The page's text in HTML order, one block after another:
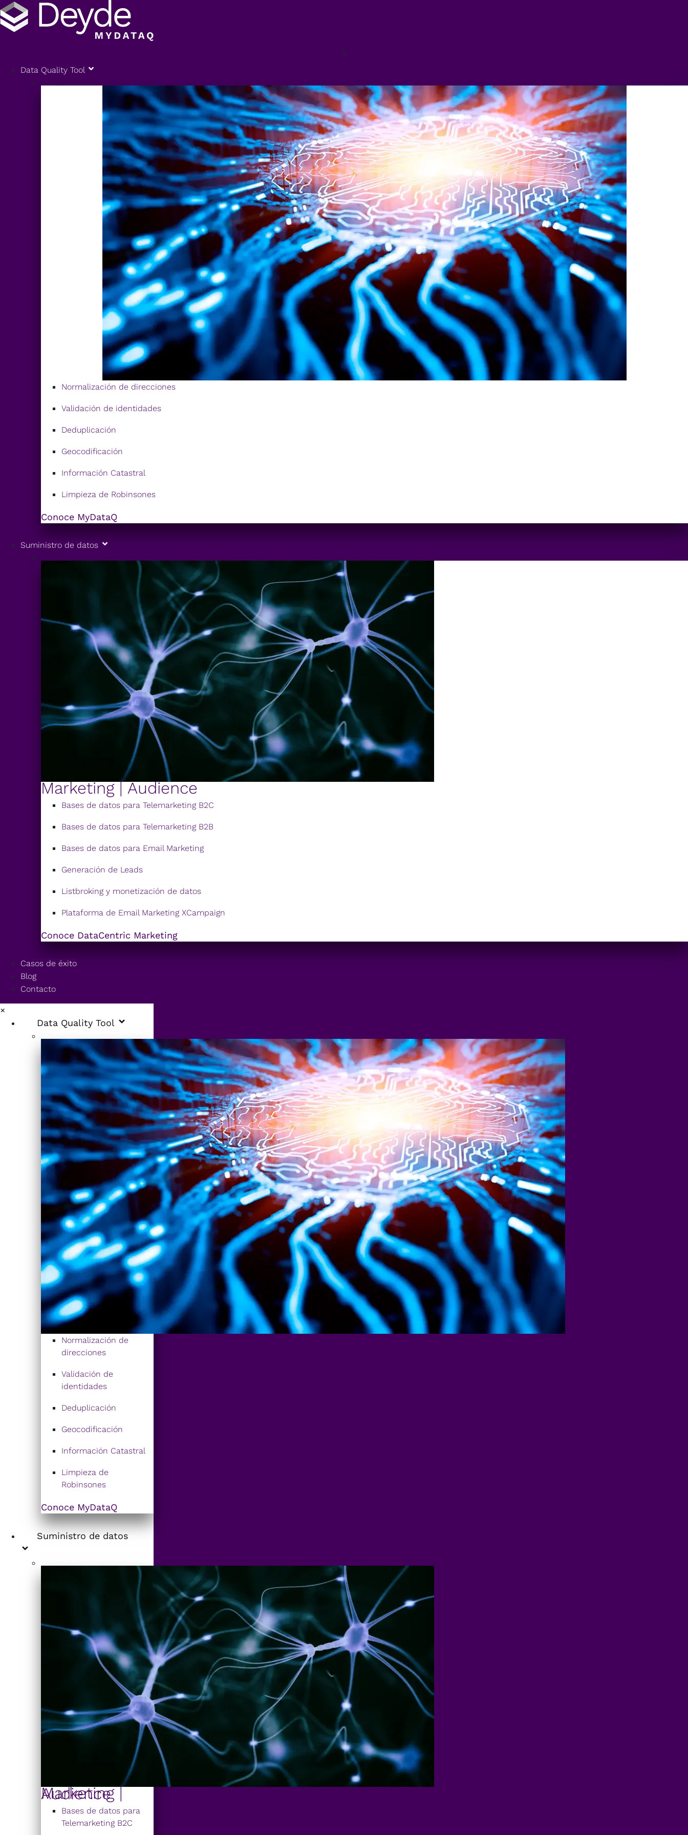
Data Quality Tool
Normalización de direcciones
Validación de identidades
Deduplicación
Geocodificación
Información Catastral
Limpieza de Robinsones
Conoce MyDataQ
Suministro de datos
Marketing | Audience
Bases de datos para Telemarketing B2C
Bases de datos para Telemarketing B2B
Bases de datos para Email Marketing
Generación de Leads
Listbroking y monetización de datos
Plataforma de Email Marketing XCampaign
Conoce DataCentric Marketing
Casos de éxito
Blog
Contacto
×
Data Quality Tool
Normalización de
direcciones
Validación de
identidades
Deduplicación
Geocodificación
Información Catastral
Limpieza de
Robinsones
Conoce MyDataQ
Suministro de datos
Marketing | Audience
Bases de datos para
Telemarketing B2C